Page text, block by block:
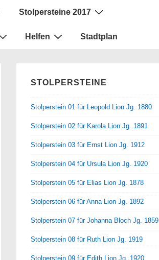
Stolpersteine 2017
Helfen Stadtplan
STOLPERSTEINE
Stolperstein 01 für Leopold Lion Jg. 1880
Stolperstein 02 für Karola Lion Jg. 1891
Stolperstein 03 für Ernst Lion Jg. 1912
Stolperstein 04 für Ursula Lion Jg. 1920
Stolperstein 05 für Elias Lion Jg. 1878
Stolperstein 06 für Anna Lion Jg. 1892
Stolperstein 07 für Johanna Bloch Jg. 1859
Stolperstein 08 für Ruth Lion Jg. 1919
Stolperstein 09 für Edith Lion Jg. 1920